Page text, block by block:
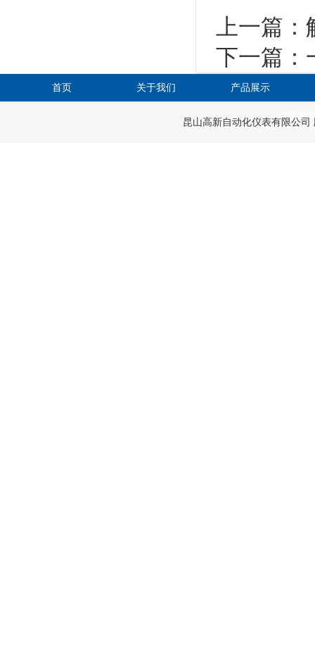
上一篇：
下一篇：
首页 关于我们 产品展示
在线留
昆山高新自动化仪表有限公